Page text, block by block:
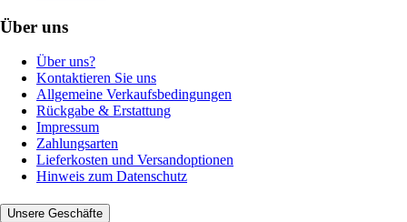
Über uns
Über uns?
Kontaktieren Sie uns
Allgemeine Verkaufsbedingungen
Rückgabe & Erstattung
Impressum
Zahlungsarten
Lieferkosten und Versandoptionen
Hinweis zum Datenschutz
Unsere Geschäfte